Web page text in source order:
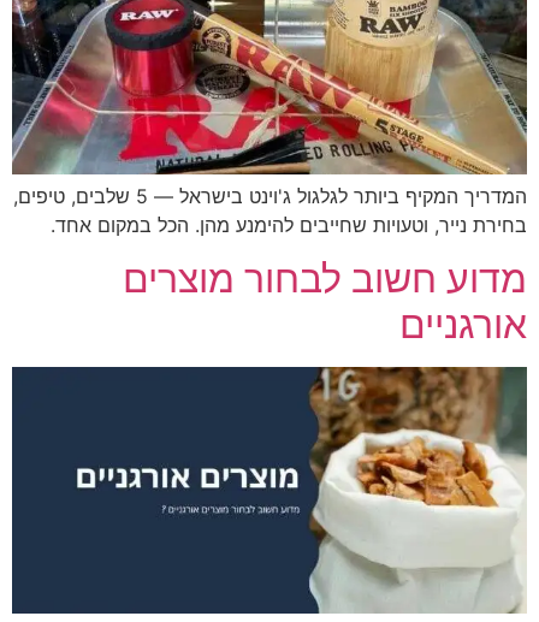
המדריך המקיף ביותר לגלגול ג'וינט בישראל — 5 שלבים, טיפים,
בחירת נייר, וטעויות שחייבים להימנע מהן. הכל במקום אחד.
מדוע חשוב לבחור מוצרים
אורגניים